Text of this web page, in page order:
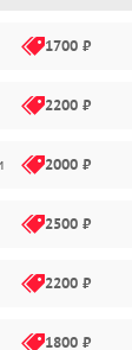
1700 ₽
2200 ₽
2000 ₽
2500 ₽
2200 ₽
1800 ₽